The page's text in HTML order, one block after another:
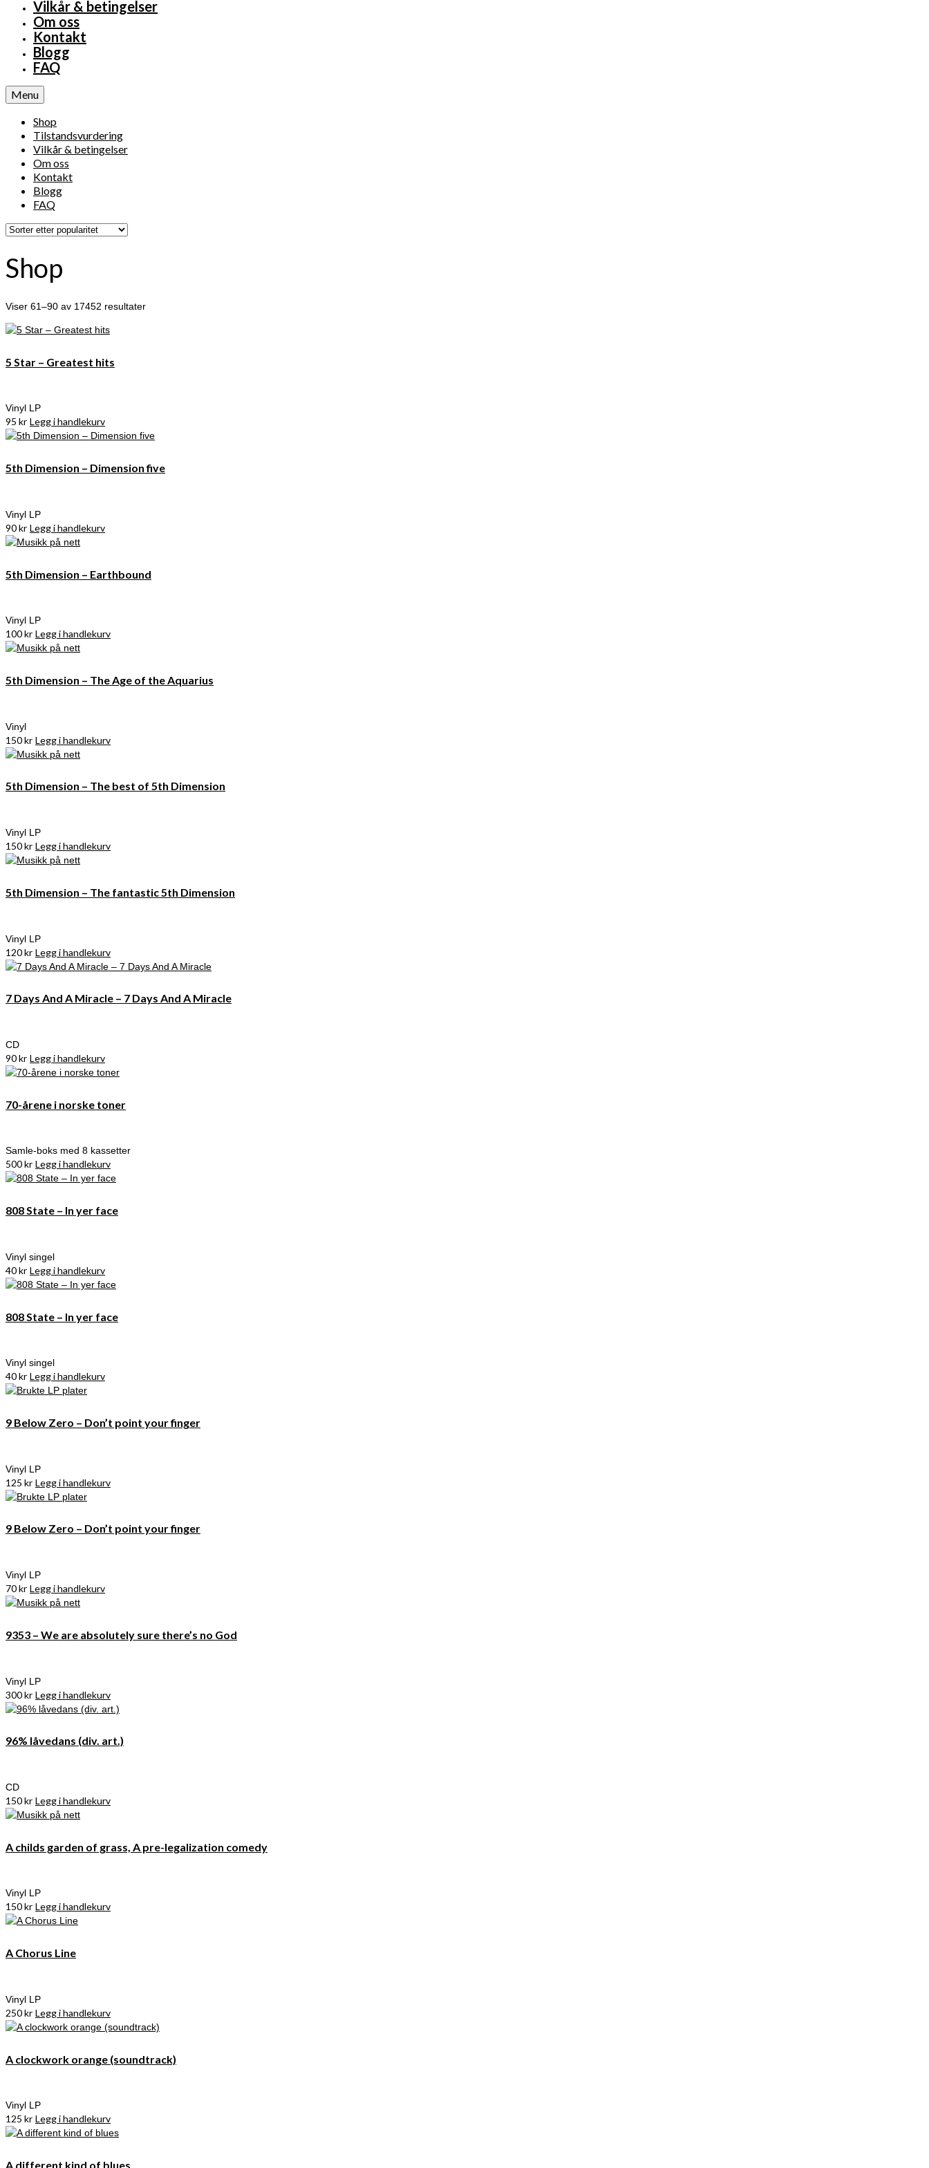
Vilkår & betingelser
Om oss
Kontakt
Blogg
FAQ
Menu
Shop
Tilstandsvurdering
Vilkår & betingelser
Om oss
Kontakt
Blogg
FAQ
Shop
Viser 61–90 av 17452 resultater
5 Star – Greatest hits
Vinyl LP
95 kr Legg i handlekurv
5th Dimension – Dimension five
Vinyl LP
90kr Legg i handlekurv
5th Dimension – Earthbound
Vinyl LP
100kr Legg i handlekurv
5th Dimension – The Age of the Aquarius
Vinyl
150kr Legg i handlekurv
5th Dimension – The best of 5th Dimension
Vinyl LP
150kr Legg i handlekurv
5th Dimension – The fantastic 5th Dimension
Vinyl LP
120kr Legg i handlekurv
7 Days And A Miracle – 7 Days And A Miracle
CD
90kr Legg i handlekurv
70-årene i norske toner
Samle-boks med 8 kassetter
500kr Legg i handlekurv
808 State – In yer face
Vinyl singel
40kr Legg i handlekurv
808 State – In yer face
Vinyl singel
40kr Legg i handlekurv
9 Below Zero – Don’t point your finger
Vinyl LP
125 kr Legg i handlekurv
9 Below Zero – Don’t point your finger
Vinyl LP
70kr Legg i handlekurv
9353 – We are absolutely sure there’s no God
Vinyl LP
300kr Legg i handlekurv
96% låvedans (div. art.)
CD
150kr Legg i handlekurv
A childs garden of grass, A pre-legalization comedy
Vinyl LP
150kr Legg i handlekurv
A Chorus Line
Vinyl LP
250kr Legg i handlekurv
A clockwork orange (soundtrack)
Vinyl LP
125 kr Legg i handlekurv
A different kind of blues